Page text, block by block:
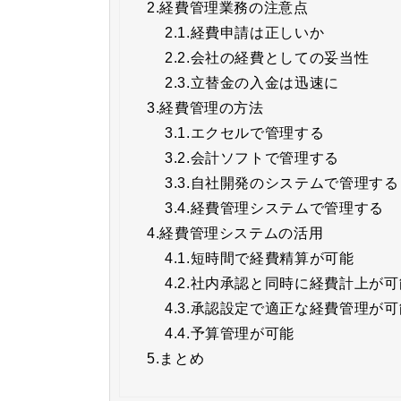
2.経費管理業務の注意点
2.1.経費申請は正しいか
2.2.会社の経費としての妥当性
2.3.立替金の入金は迅速に
3.経費管理の方法
3.1.エクセルで管理する
3.2.会計ソフトで管理する
3.3. 自社開発のシステムで管理する
3.4.経費管理システムで管理する
4.経費管理システムの活用
4.1.短時間で経費精算が可能
4.2.社内承認と同時に経費計上が
4.3.承認設定で適正な経費管理が
4.4.予算管理が可能
5. まとめ